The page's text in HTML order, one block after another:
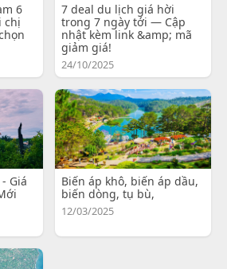
6
chị
7 deal du lịch giá hời
trong 7 ngày tới — Cập
nhật kèm link &amp; mã
giảm giá!
24/10/2025
Giá
Biến áp khô, biến áp dầu,
biến dòng, tụ bù,
12/03/2025